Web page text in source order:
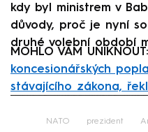
kdy byl ministrem v
důvody, proč je nyní
druhé volební období
MOHLO VÁM UNIKNOUT:
koncesionářských
stávajícího zákona,
NATO prezident